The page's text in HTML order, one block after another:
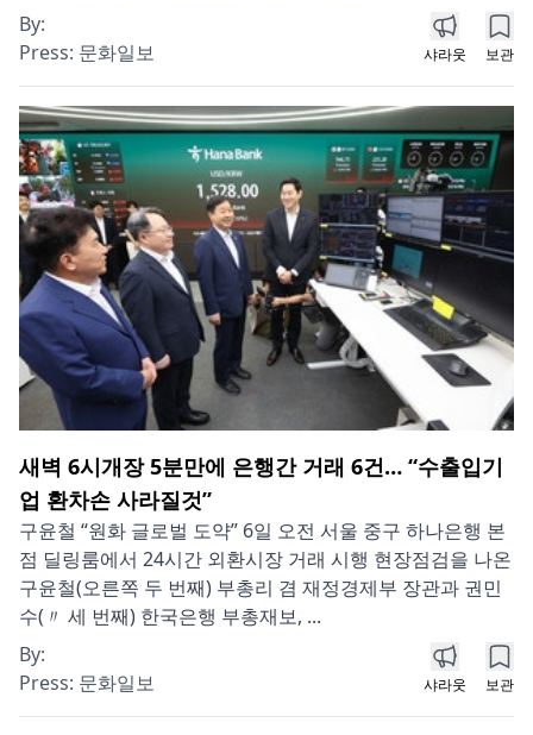
By:
Press: 문화일보 샤라웃 보관
새벽 6시개장 5분만에 은행간 거래 6건… “수출입기
업 환차손 사라질것”
구윤철 “원화 글로벌 도약” 6일 오전 서울 중구 하나은행 본
점 딜링룸에서 24시간 외환시장 거래 시행 현장점검을 나온
구윤철(오른쪽 두 번째) 부총리 겸 재정경제부 장관과 권민
수(〃 세 번째) 한국은행 부총재보, ...
By:
Press: 문화일보 샤라웃 보관